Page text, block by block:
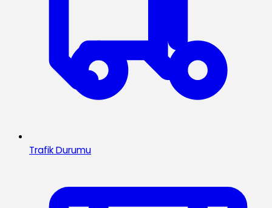
Trafik Durumu